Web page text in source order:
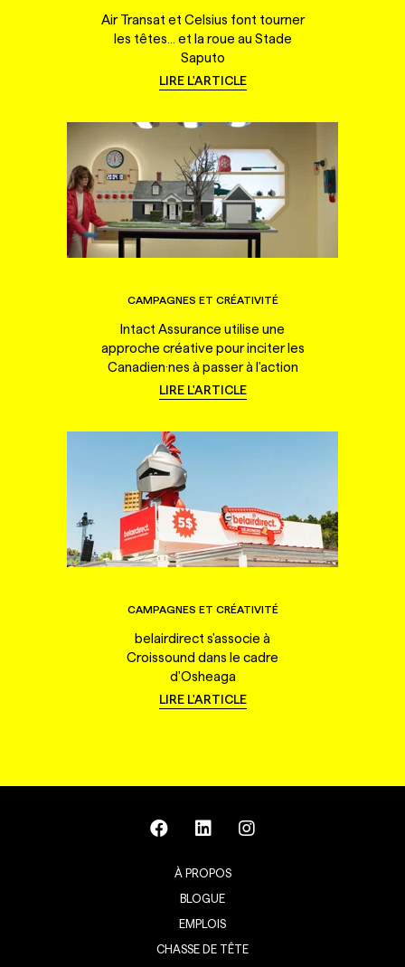
Air Transat et Celsius font tourner
les têtes... et la roue au Stade
Saputo
LIRE L'ARTICLE
CAMPAGNES ET CRÉATIVITÉ
Intact Assurance utilise une
approche créative pour inciter les
Canadien·nes à passer à l'action
LIRE L'ARTICLE
CAMPAGNES ET CRÉATIVITÉ
belairdirect s'associe à
Croissound dans le cadre
d'Osheaga
LIRE L'ARTICLE
À PROPOS
BLOGUE
EMPLOIS
CHASSE DE TÊTE